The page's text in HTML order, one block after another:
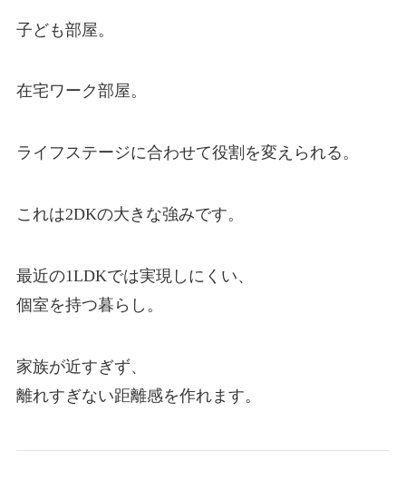
子ども部屋。
在宅ワーク部屋。
ライフステージに合わせて役割を変えられる。
これは2DKの大きな強みです。
最近の1LDKでは実現しにくい、
個室を持つ暮らし。
家族が近すぎず、
離れすぎない距離感を作れます。